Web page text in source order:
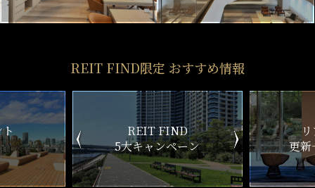
REIT FIND限定 おすすめ情報
ン
リアルタイム
更新一覧チェック
新